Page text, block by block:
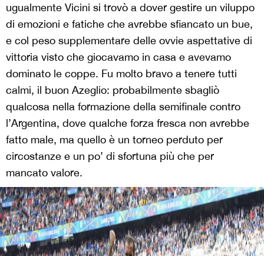
ugualmente Vicini si trovò a dover gestire un viluppo
di emozioni e fatiche che avrebbe sfiancato un bue,
e col peso supplementare delle ovvie aspettative di
vittoria visto che giocavamo in casa e avevamo
dominato le coppe. Fu molto bravo a tenere tutti
calmi, il buon Azeglio: probabilmente sbagliò
qualcosa nella formazione della semifinale contro
l’Argentina, dove qualche forza fresca non avrebbe
fatto male, ma quello è un torneo perduto per
circostanze e un po’ di sfortuna più che per
mancato valore.